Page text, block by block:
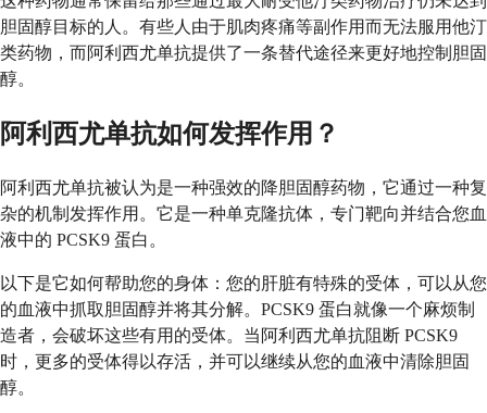
胆固醇目标的人。有些人由于肌肉疼痛等副作用而无法服用他汀
类药物，而阿利西尤单抗提供了一条替代途径来更好地控制胆固
醇。
阿利西尤单抗如何发挥作用？
阿利西尤单抗被认为是一种强效的降胆固醇药物，它通过一种复
杂的机制发挥作用。它是一种单克隆抗体，专门靶向并结合您血
液中的 PCSK9 蛋白。
以下是它如何帮助您的身体：您的肝脏有特殊的受体，可以从您
的血液中抓取胆固醇并将其分解。PCSK9 蛋白就像一个麻烦制
造者，会破坏这些有用的受体。当阿利西尤单抗阻断 PCSK9
时，更多的受体得以存活，并可以继续从您的血液中清除胆固
醇。